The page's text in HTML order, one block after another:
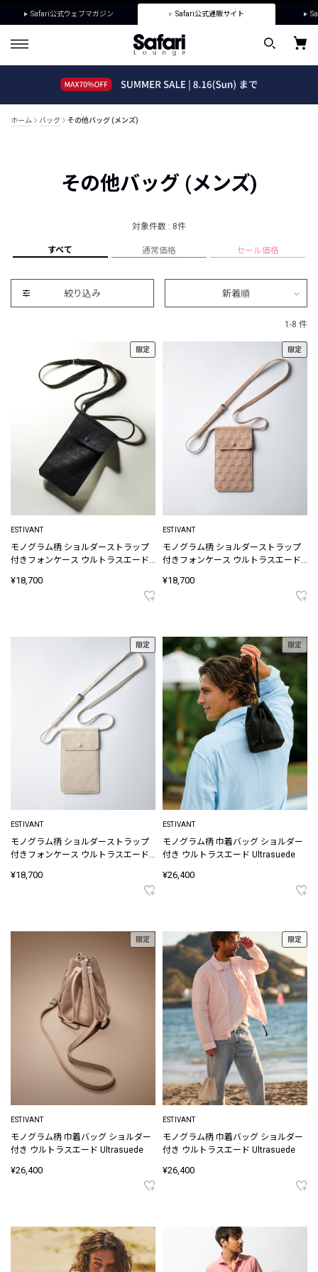
Safari公式ウェブマガジン Safari公式通販サイト
ホーム バッグ その他バッグ (メンズ)
その他バッグ (メンズ)
対象件数 : 8件
すべて 通常価格 セール価格
絞り込み 新着順
1-8 件
限定
ESTIVANT
モノグラム柄 ショルダーストラップ
付きフォンケース ウルトラスエード
¥18,700
限定
ESTIVANT
モノグラム柄 ショルダーストラップ
付きフォンケース ウルトラスエード
¥18,700
限定
ESTIVANT
モノグラム柄 ショルダーストラップ
付きフォンケース ウルトラスエード
¥18,700
限定
ESTIVANT
モノグラム柄 巾着バッグ ショルダー
付き ウルトラスエード Ultrasuede
¥26,400
限定
ESTIVANT
モノグラム柄 巾着バッグ ショルダー
付き ウルトラスエード Ultrasuede
¥26,400
限定
ESTIVANT
モノグラム柄 巾着バッグ ショルダー
付き ウルトラスエード Ultrasuede
¥26,400